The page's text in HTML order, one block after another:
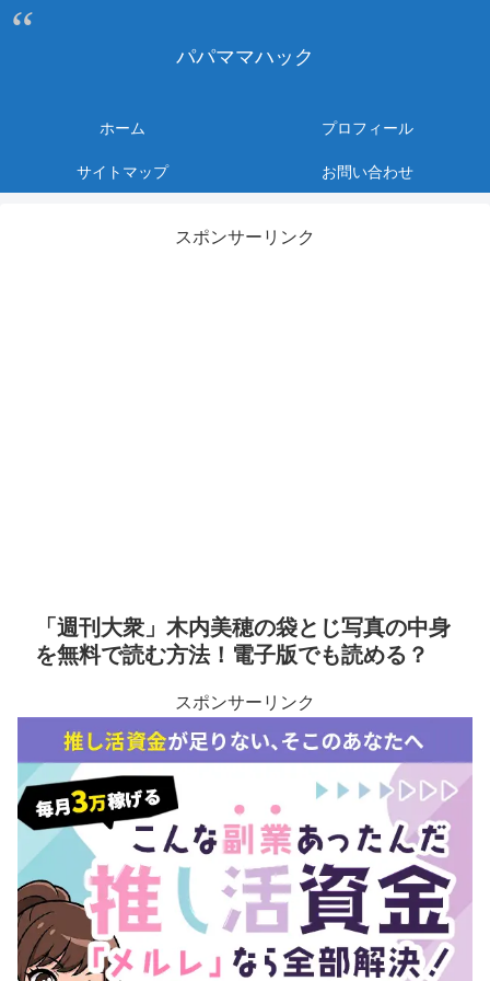
パパママハック
ホーム
プロフィール
サイトマップ
お問い合わせ
スポンサーリンク
「週刊大衆」木内美穂の袋とじ写真の中身
を無料で読む方法！電子版でも読める？
スポンサーリンク